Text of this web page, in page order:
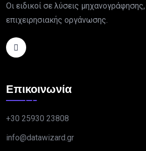
Οι ειδικοί σε λύσεις
επιχειρησιακής οργάνωσης.
Επικοινωνία
+30 25930 23808
info@datawizard.gr